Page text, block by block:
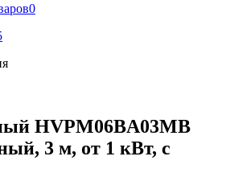
0
HVPM06BA03MB
3 м, от 1 кВт, с